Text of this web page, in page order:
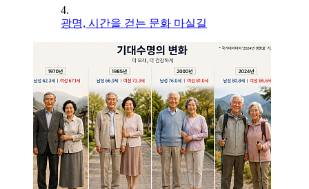
4.
광명, 시간을 걷는 문화 마실길